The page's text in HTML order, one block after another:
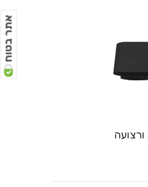
אתר בטוח